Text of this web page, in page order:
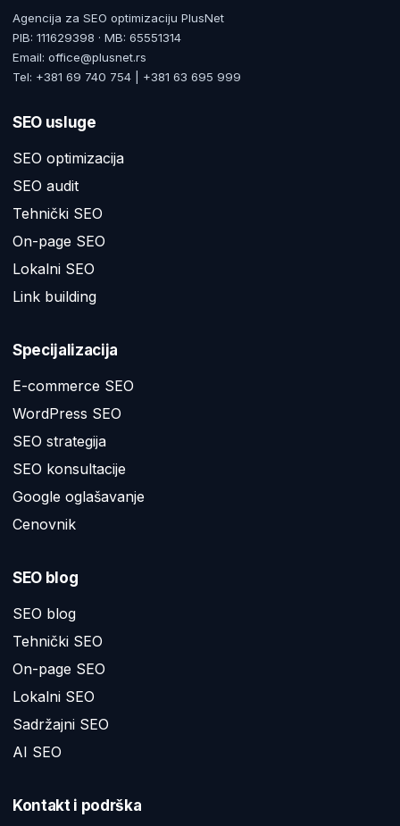
Agencija za SEO optimizaciju PlusNet
PIB: 111629398 · MB: 65551314
Email: office@plusnet.rs
Tel: +381 69 740 754 | +381 63 695 999
SEO usluge
SEO optimizacija
SEO audit
Tehnički SEO
On-page SEO
Lokalni SEO
Link building
Specijalizacija
E-commerce SEO
WordPress SEO
SEO strategija
SEO konsultacije
Google oglašavanje
Cenovnik
SEO blog
SEO blog
Tehnički SEO
On-page SEO
Lokalni SEO
Sadržajni SEO
AI SEO
Kontakt i podrška